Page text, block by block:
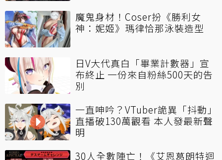
魔鬼身材！Coser扮《勝利女
神：妮姬》瑪律恰那泳裝造型
日V大代真白「畢業計數器」宣
布終止 一份來自粉絲500天的告
別
一直呻吟？VTuber詭異「抖動」
直播破130萬觀看 本人發最新聲
明
30人全數陣亡！《艾恩葛朗特迴